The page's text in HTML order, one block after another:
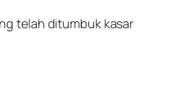
telah ditumbuk kasar